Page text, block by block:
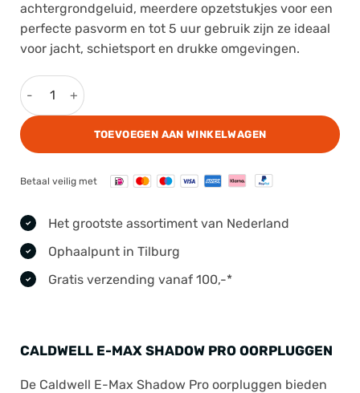
achtergrondgeluid, meerdere opzetstukjes voor een
perfecte pasvorm en tot 5 uur gebruik zijn ze ideaal
voor jacht, schietsport en drukke omgevingen.
Caldwell E-Max Shadow Pro Oorpluggen aantal
TOEVOEGEN AAN WINKELWAGEN
Betaal veilig met
Het grootste assortiment van Nederland
Ophaalpunt in Tilburg
Gratis verzending vanaf 100,-*
CALDWELL E-MAX SHADOW PRO OORPLUGGEN
De Caldwell E-Max Shadow Pro oorpluggen bieden